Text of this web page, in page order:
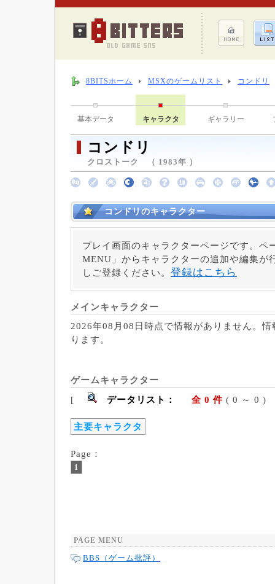
8BITSホーム MSXのゲームリスト コンドリ
基本データ キャラクタ ギャラリー
コンドリ
クロストーク （ 1983年 ）
コンドリのキャラクター
プレイ画面のキャラクターページです。ペ
MENU」からキャラクターの追加や編集が
しご登録ください。 登録はこちら
メインキャラクター
2026年08月08日時点で情報がありません。
ります。
ゲームキャラクター
[
データリスト： 全 0 件 ( 0
主要キャラクタ
Page：
1
PAGE MENU
BBS（ゲーム批評）